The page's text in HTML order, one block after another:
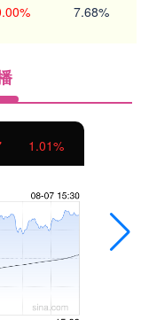
7.68%
1.01%